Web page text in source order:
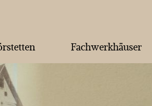
Fachwerkhäuser